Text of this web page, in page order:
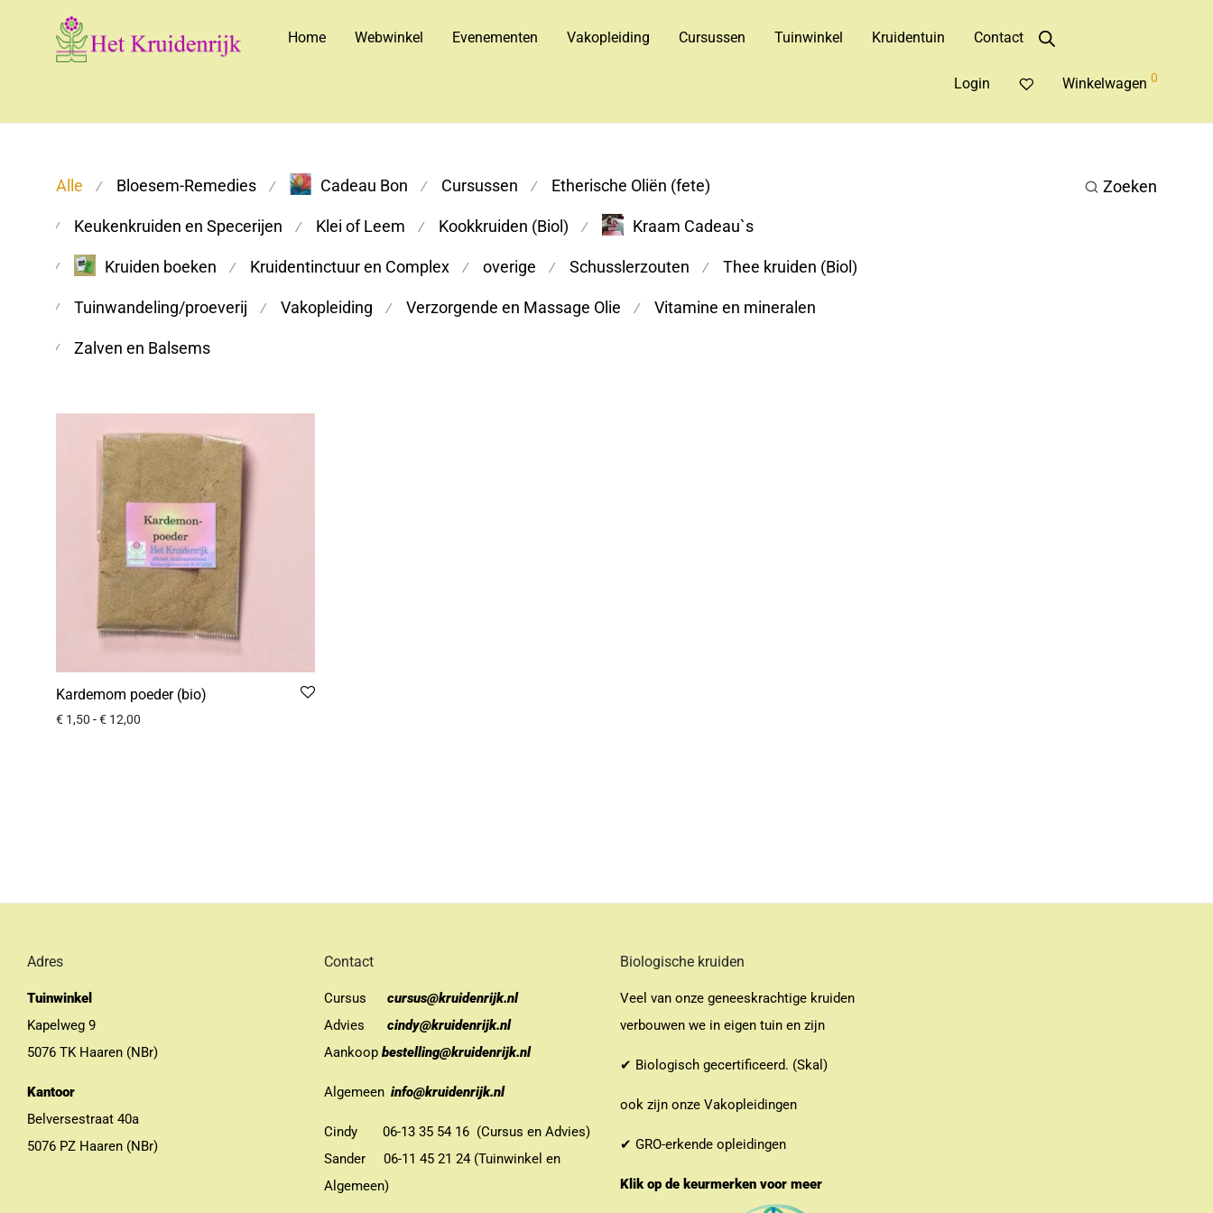
Home Webwinkel Evenementen Vakopleiding Cursussen Tuinwinkel Kruidentuin Contact
Login Winkelwagen 0
Zoeken
Alle ⁄ Bloesem-Remedies ⁄ Cadeau Bon ⁄ Cursussen ⁄ Etherische Oliën (fete)
⁄ Keukenkruiden en Specerijen ⁄ Klei of Leem ⁄ Kookkruiden (Biol) ⁄ Kraam Cadeau`s
⁄ Kruiden boeken ⁄ Kruidentinctuur en Complex ⁄ overige ⁄ Schusslerzouten ⁄ Thee kruiden (Biol)
⁄ Tuinwandeling/proeverij ⁄ Vakopleiding ⁄ Verzorgende en Massage Olie ⁄ Vitamine en mineralen
⁄ Zalven en Balsems
Kardemom poeder (bio)
€ 1,50 -€ 12,00
Adres
Tuinwinkel
Kapelweg 9
5076 TK Haaren (NBr)
Kantoor
Belversestraat 40a
5076 PZ Haaren (NBr)
Contact
Cursus
cursus@kruidenrijk.nl
Advies
cindy@kruidenrijk.nl
Aankoop bestelling@kruidenrijk.nl
Algemeen info@kruidenrijk.nl
Cindy 06-13 35 54 16 (Cursus en Advies)
Sander 06-11 45 21 24 (Tuinwinkel en
Algemeen)
Biologische kruiden
Veel van onze geneeskrachtige kruiden
verbouwen we in eigen tuin en zijn
✔ Biologisch gecertificeerd. (Skal)
ook zijn onze Vakopleidingen
✔ GRO-erkende opleidingen
Klik op de keurmerken voor meer